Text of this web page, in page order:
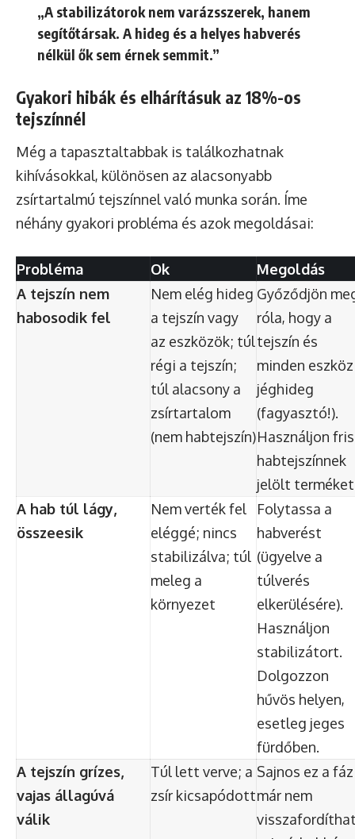
„A stabilizátorok nem varázsszerek, hanem
segítőtársak. A hideg és a helyes habverés
nélkül ők sem érnek semmit.”
Gyakori hibák és elhárításuk az 18%-os
tejszínnél
Még a tapasztaltabbak is találkozhatnak
kihívásokkal, különösen az alacsonyabb
zsírtartalmú tejszínnel való munka során. Íme
néhány gyakori probléma és azok megoldásai:
Probléma Ok
Megoldás
A tejszín nem
habosodik fel
Nem elég hideg
a tejszín vagy
az eszközök; túl
régi a tejszín;
túl alacsony a
zsírtartalom
(nem habtejszín)
Győződjön
róla, hogy a
tejszín és
minden eszköz
jéghideg
(fagyasztó!).
Használjon
habtejszínnek
jelölt
A hab túl lágy,
összeesik
Nem verték fel
eléggé; nincs
stabilizálva; túl
meleg a
környezet
Folytassa a
habverést
(ügyelve a
túlverés
elkerülésére).
Használjon
stabilizátort.
Dolgozzon
hűvös helyen,
esetleg jeges
fürdőben.
A tejszín grízes,
vajas állagúvá
válik
Túl lett verve; a
zsír kicsapódott
Sajnos ez a
már nem